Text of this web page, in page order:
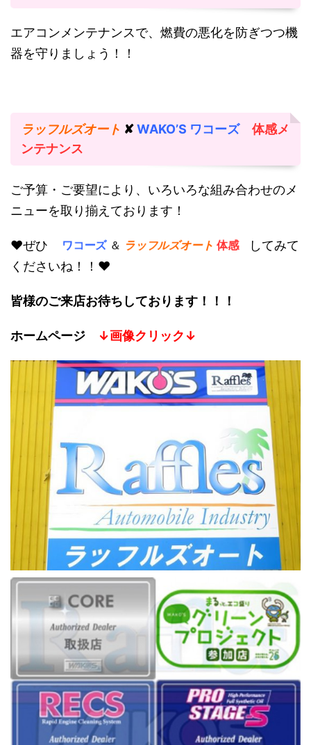
エアコンメンテナンスで、燃費の悪化を防ぎつつ機
器を守りましょう！！
ラッフルズオート ✘WAKO’S ワコーズ 体感メ
ンテナンス
ご予算・ご要望により、いろいろな組み合わせのメ
ニューを取り揃えております！
♥ぜひ ワコーズ＆ ラッフルズオート 体感
してみて
くださいね！！♥
皆様のご来店お待ちしております！！！
ホームページ ↓画像クリック↓